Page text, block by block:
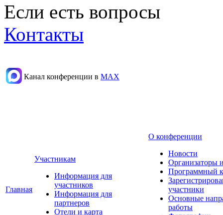
Если есть вопросы
Контакты
Канал конференции в МАХ
Главная
Участникам
Информация для
участников
Информация для
партнеров
Отели и карта
О конференции
Новости
Организаторы
Программный
участники
Основные
работы